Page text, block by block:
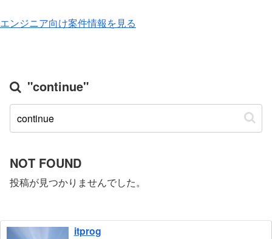
エンジニア向け案件情報を見る
"continue"
NOT FOUND
投稿が見つかりませんでした。
itprog